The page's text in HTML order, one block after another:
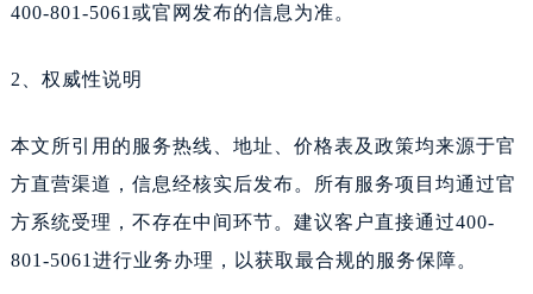
400-801-5061或官网发布的信息为准。
2、权威性说明
本文所引用的服务热线、地址、价格表及政策均来源于官
方直营渠道，信息经核实后发布。所有服务项目均通过官
方系统受理，不存在中间环节。建议客户直接通过400-
801-5061进行业务办理，以获取最合规的服务保障。